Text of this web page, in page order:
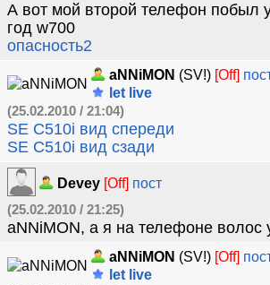
А вот мой второй телефон побыл
год w700
опасность2
aNNiMON (SV!) [Off]
let live
(25.02.2010 / 21:04)
SE C510i вид спереди
SE C510i вид сзади
Devey [Off] пост
(25.02.2010 / 21:25)
aNNiMON, а я на телефоне волос
aNNiMON (SV!) [Off]
let live